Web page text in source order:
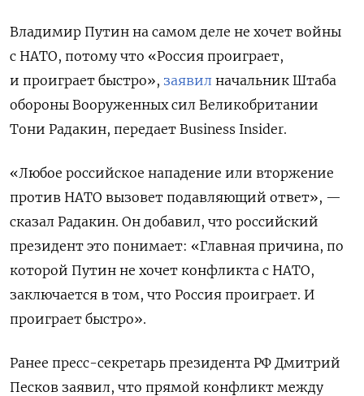
Владимир Путин на самом деле не хочет войны
с НАТО, потому что «Россия проиграет,
и проиграет быстро», заявил начальник Штаба
обороны Вооруженных сил Великобритании
Тони Радакин, передает Business Insider.
«Любое российское нападение или вторжение
против НАТО вызовет подавляющий ответ», —
сказал Радакин. Он добавил, что российский
президент это понимает: «Главная причина, по
которой Путин не хочет конфликта с НАТО,
заключается в том, что Россия проиграет. И
проиграет быстро».
Ранее пресс-секретарь президента РФ Дмитрий
Песков заявил, что прямой конфликт между